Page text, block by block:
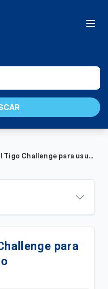
Conoce el Tigo Challenge para usuarios Prepago
tu iPhone.
tu Android.
para